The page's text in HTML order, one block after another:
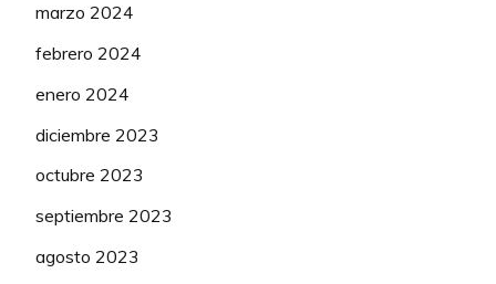
marzo 2024
febrero 2024
enero 2024
diciembre 2023
octubre 2023
septiembre 2023
agosto 2023